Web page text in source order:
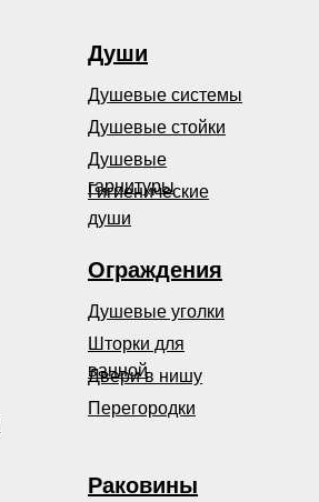
Души
Душевые
гарнитуры
Душевые системы
Гигиенические
души
Раковины
Ограждения
Душевые уголки
Шторки для
ванной
Двери в нишу
Перегородки
Душевые стойки